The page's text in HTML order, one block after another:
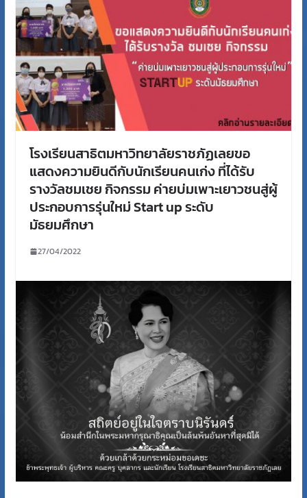
โรงเรียนสาธิตมหาวิทยาลัยราชภัฏเลยขอ
แสดงความยินดีกับนักเรียนคนเก่ง ที่ได้รับ
รางวัลชมเชย กิจกรรม ค่ายบ่มเพาะเยาวชนสู่ผู้
ประกอบการรุ่นใหม่ Start up ระดับ
มัธยมศึกษา
27/04/2022